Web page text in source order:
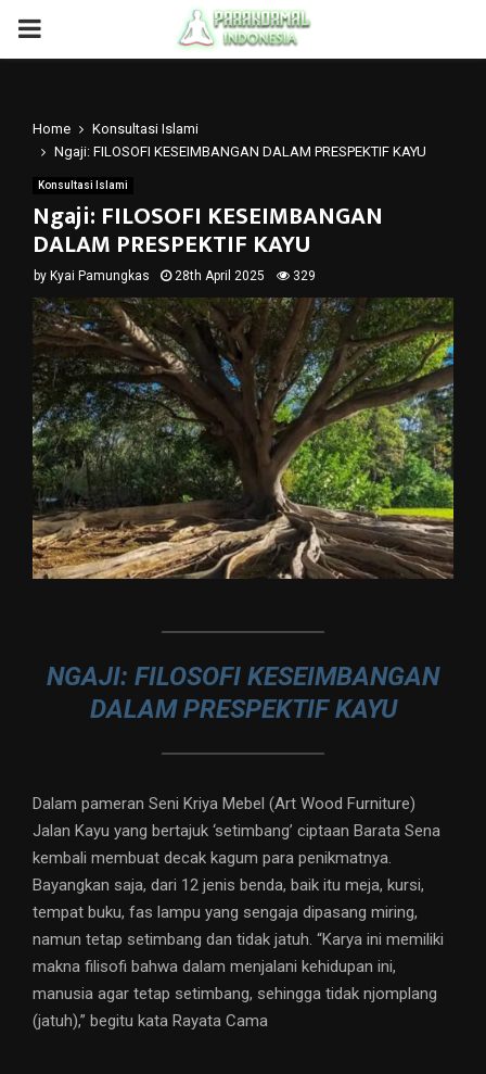
PRIMARY
Home
Konsultasi Islami
Ngaji: FILOSOFI KESEIMBANGAN DALAM PRESPEKTIF KAYU
Konsultasi Islami
Ngaji: FILOSOFI KESEIMBANGAN
DALAM PRESPEKTIF KAYU
by Kyai Pamungkas 28th April 2025 329
NGAJI: FILOSOFI KESEIMBANGAN
DALAM PRESPEKTIF KAYU
Dalam pameran Seni Kriya Mebel (Art Wood Furniture)
Jalan Kayu yang bertajuk ‘setimbang’ ciptaan Barata Sena
kembali membuat decak kagum para penikmatnya.
Bayangkan saja, dari 12 jenis benda, baik itu meja, kursi,
tempat buku, fas lampu yang sengaja dipasang miring,
namun tetap setimbang dan tidak jatuh. “Karya ini memiliki
makna filisofi bahwa dalam menjalani kehidupan ini,
manusia agar tetap setimbang, sehingga tidak njomplang
(jatuh),” begitu kata Rayata Cama